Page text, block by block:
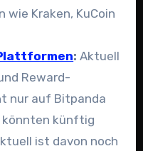
wie Kraken, KuCoin
: Aktuell
Reward-
nur auf Bitpanda
künftig
ist davon noch